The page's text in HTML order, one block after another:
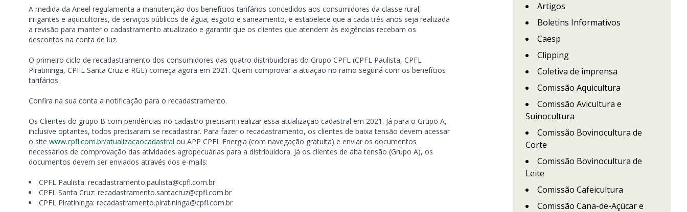
A medida da Aneel regulamenta a manutenção dos benefícios tarifários concedidos aos consumidores da classe rural,
irrigantes e aquicultores, de serviços públicos de água, esgoto e saneamento, e estabelece que a cada três anos seja realizada
a revisão para manter o cadastramento atualizado e garantir que os clientes que atendem às exigências recebam os
descontos na conta de luz.
O primeiro ciclo de recadastramento dos consumidores das quatro distribuidoras do Grupo CPFL (CPFL Paulista, CPFL
Piratininga, CPFL Santa Cruz e RGE) começa agora em 2021. Quem comprovar a atuação no ramo seguirá com os benefícios
tarifários.
Confira na sua conta a notificação para o recadastramento.
Os Clientes do grupo B com pendências no cadastro precisam realizar essa atualização cadastral em 2021. Já para o Grupo A,
inclusive optantes, todos precisaram se recadastrar. Para fazer o recadastramento, os clientes de baixa tensão devem acessar
o site www.cpfl.com.br/atualizacaocadastral ou APP CPFL Energia (com navegação gratuita) e enviar os documentos
necessários de comprovação das atividades agropecuárias para a distribuidora. Já os clientes de alta tensão (Grupo A), os
documentos devem ser enviados através dos e-mails:
CPFL Paulista: recadastramento.paulista@cpfl.com.br
CPFL Santa Cruz: recadastramento.santacruz@cpfl.com.br
CPFL Piratininga: recadastramento.piratininga@cpfl.com.br
Artigos
Boletins Informativos
Caesp
Clipping
Coletiva de imprensa
Comissão Aquicultura
Comissão Avicultura e
Suinocultura
Comissão Bovinocultura de
Corte
Comissão Bovinocultura de
Leite
Comissão Cafeicultura
Comissão Cana-de-Açúcar e